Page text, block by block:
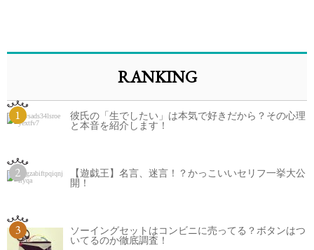
RANKING
1
彼氏の「生でしたい」は本気で好きだから？その心理
と本音を紹介します！
2
【遊戯王】名言、迷言！？かっこいいセリフ一挙大公
開！
3
ソーイングセットはコンビニに売ってる？ボタンはつ
いてるのか徹底調査！